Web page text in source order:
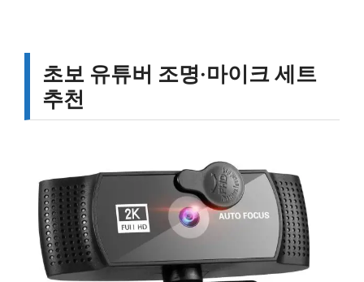
초보 유튜버 조명·마이크 세트
추천